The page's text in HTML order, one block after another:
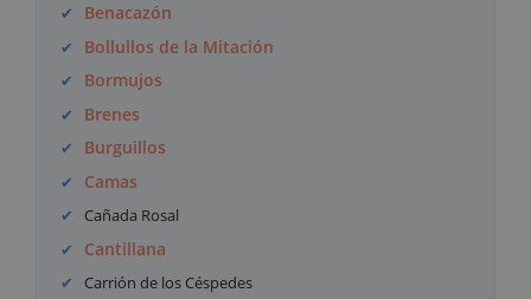
Benacazón
Bollullos de la Mitación
Bormujos
Brenes
Burguillos
Camas
Cañada Rosal
Cantillana
Carrión de los Céspedes